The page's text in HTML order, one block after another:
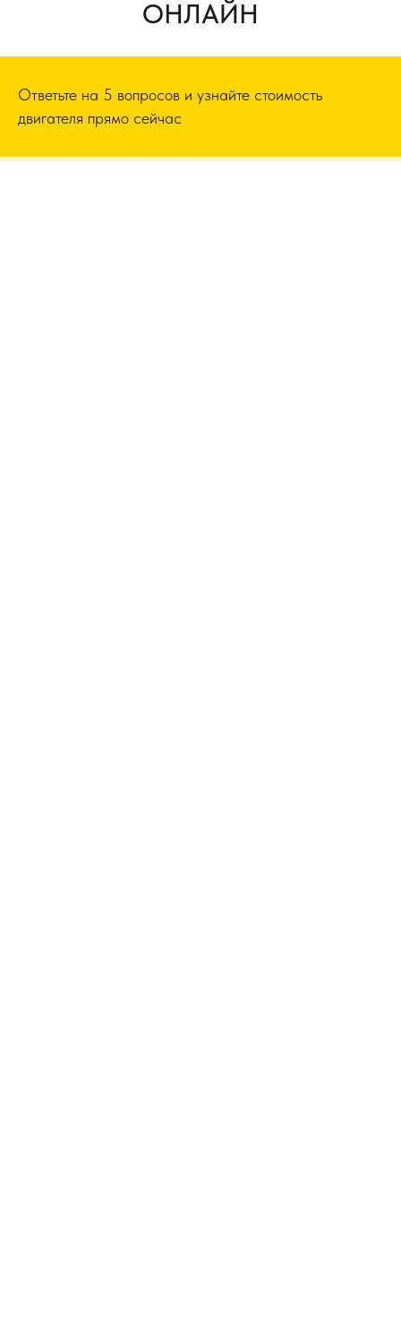
ОНЛАЙН
Ответьте на 5 вопросов и узнайте стоимость
двигателя прямо сейчас